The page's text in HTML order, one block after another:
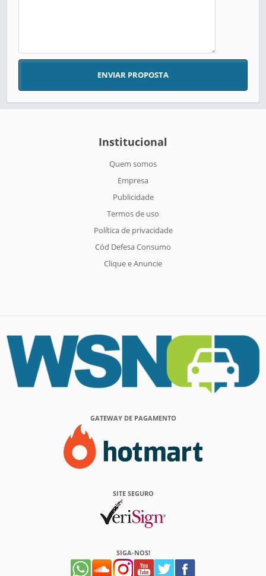
ENVIAR PROPOSTA
Institucional
Quem somos
Empresa
Publicidade
Termos de uso
Política de privacidade
Cód Defesa Consumo
Clique e Anuncie
GATEWAY DE PAGAMENTO
SITE SEGURO
SIGA-NOS!